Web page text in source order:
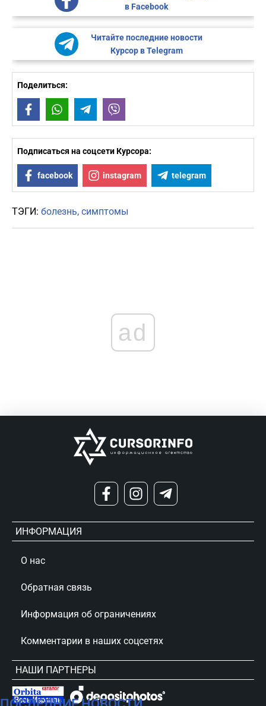
в Facebook
Читайте последние новости
Курсор в Telegram
Поделиться:
FacebookWhatsAppTelegram
Подписаться на соцсети Курсора:
facebook instagram telegram
ТЭГИ: болезнь симптомы
ad
ИНФОРМАЦИЯ
О нас
Обратная связь
Информация об ограничениях
Комментарии в наших соцсетях
НАШИ ПАРТНЕРЫ